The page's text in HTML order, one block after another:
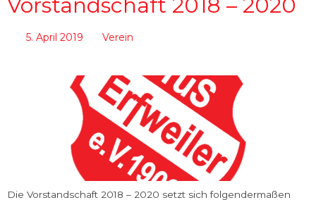
Vorstandschaft 2018 – 2020
5. April 2019 Verein
Die Vorstandschaft 2018 – 2020 setzt sich folgendermaßen